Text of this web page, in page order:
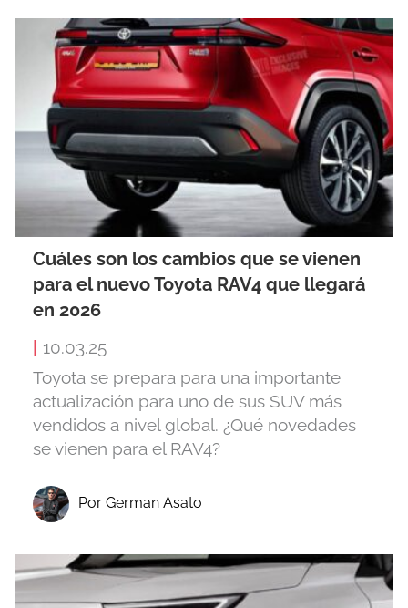
Cuáles son los cambios que se vienen
para el nuevo Toyota RAV4 que llegará
en 2026
10.03.25
Toyota se prepara para una importante
actualización para uno de sus SUV más
vendidos a nivel global. ¿Qué novedades
se vienen para el RAV4?
Por German Asato